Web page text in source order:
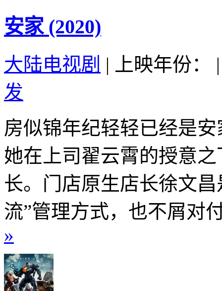
安家 (2020)
大陆电视剧 | 上映年份：
|
发
房似锦年纪轻轻已经是
她在上司翟云霄的授意
长。门店原生店长徐文
流”管理方式，也不屑对
»